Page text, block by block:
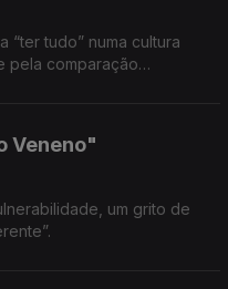
“ter tudo” numa cultura
pela comparação
Veneno"
um grito de